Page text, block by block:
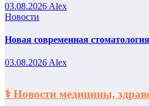
03.08.2026 Alex
Новости
Новая современная
03.08.2026 Alex
⚕️ Новости медицины,